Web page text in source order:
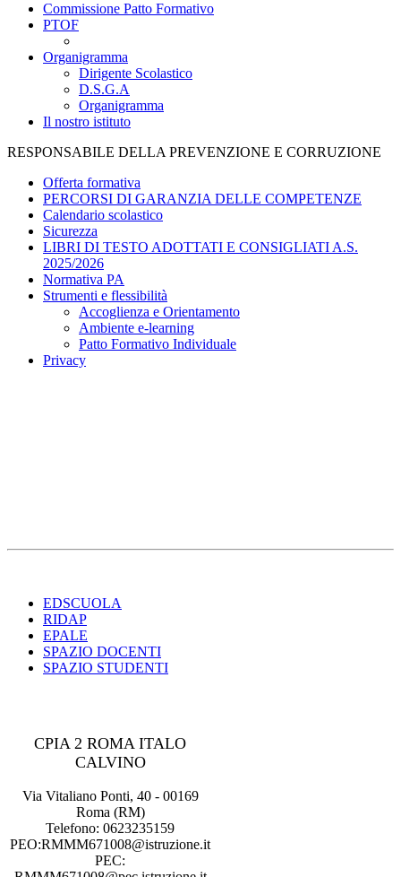
Commissione Patto Formativo
PTOF
Organigramma
Dirigente Scolastico
D.S.G.A
Organigramma
Il nostro istituto
RESPONSABILE DELLA PREVENZIONE E CORRUZIONE
Offerta formativa
PERCORSI DI GARANZIA DELLE COMPETENZE
Calendario scolastico
Sicurezza
LIBRI DI TESTO ADOTTATI E CONSIGLIATI A.S.
2025/2026
Normativa PA
Strumenti e flessibilità
Accoglienza e Orientamento
Ambiente e-learning
Patto Formativo Individuale
Privacy
EDSCUOLA
RIDAP
EPALE
SPAZIO DOCENTI
SPAZIO STUDENTI
CPIA 2 ROMA ITALO
CALVINO
Via Vitaliano Ponti, 40 - 00169
Roma (RM)
Telefono: 0623235159
PEO:RMMM671008@istruzione.it
PEC: